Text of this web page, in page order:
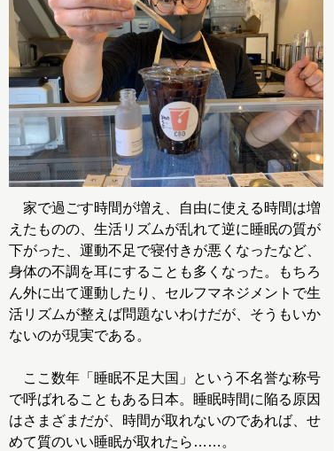
家で過ごす時間が増え、自由に使える時間は増
えたものの、生活リズムが乱れて逆に睡眠の質が
下がった、運動不足で寝付きが悪くなったなど、
身体の不調を耳にすることも多くなった。もちろ
ん外に出て運動したり、セルフマネジメントで生
活リズムが整えば問題ないわけだが、そうもいか
ないのが現実である。
ここ数年「睡眠不足大国」という不名誉な称号
で呼ばれることもある日本。睡眠時間に陥る原因
はさまざまだが、時間が取れないのであれば、せ
めて質のいい睡眠が取れたら……。